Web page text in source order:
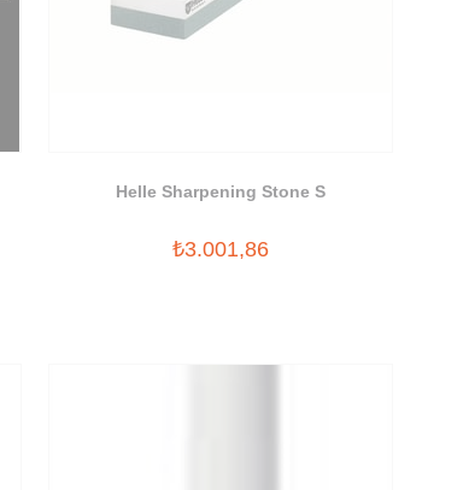
Helle Sharpening Stone S
₺3.001,86